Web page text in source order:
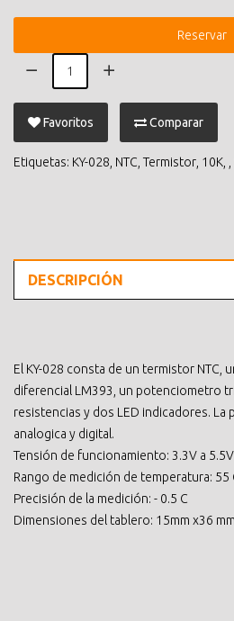
Reservar
Favoritos Comparar
Etiquetas: KY-028 NTC Termistor 10K
DESCRIPCIÓN
El KY-028 consta de un termistor NTC,
diferencial LM393, un potenciometro
resistencias y dos LED indicadores. La
analogica y digital.
Tensión de funcionamiento: 3.3V a 5.5V
Rango de medición de temperatura: 55
Precisión de la medición: - 0.5 C
Dimensiones del tablero: 15mm x36 mm